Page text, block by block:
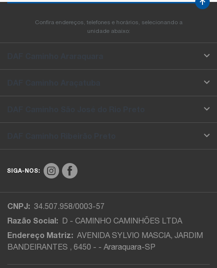
Confira endereços, telefones e horários, selecionando a
unidade abaixo:
SIGA-NOS:
CNPJ: 34.507.958/0003-57
Razão Social: D - CAMINHO CAMINHÕES LTDA
Endereço Matriz: AVENIDA SYLVIO MASCIA, JARDIM
BANDEIRANTES , 6450 - - Araraquara-SP